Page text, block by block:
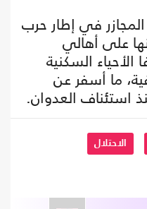
في إطار حرب
على أهالي
السكنية
ما أسفر عن
استئناف العدوان.
الاحتلال